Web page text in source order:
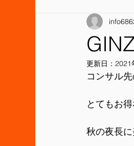
更新日： 2021
コンサル
とてもお
秋の夜長